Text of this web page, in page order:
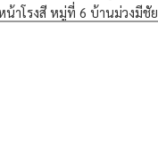
าโรงสี หมู่ที่ 6 บ้านม่วงมีชัย